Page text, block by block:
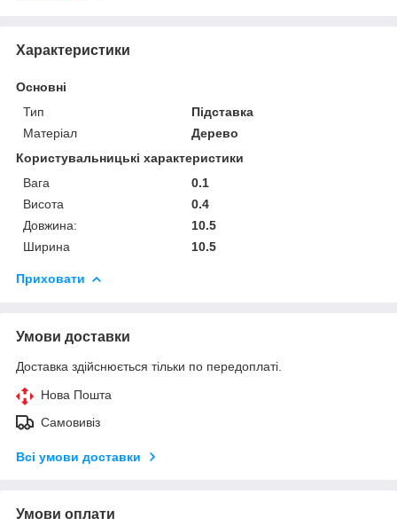
Характеристики
Основні
Тип
Підставка
Матеріал
Дерево
Користувальницькі характеристики
Вага
0.1
Висота
0.4
Довжина:
10.5
Ширина
10.5
Приховати
Умови доставки
Доставка здійснюється тільки по передоплаті.
Нова Пошта
Самовивіз
Всі умови доставки
Умови оплати